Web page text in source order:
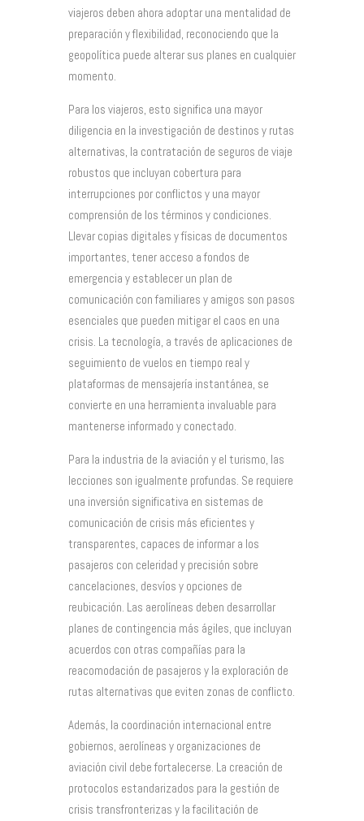
viajeros deben ahora adoptar una mentalidad de
preparación y flexibilidad, reconociendo que la
geopolítica puede alterar sus planes en cualquier
momento.
Para los viajeros, esto significa una mayor
diligencia en la investigación de destinos y rutas
alternativas, la contratación de seguros de viaje
robustos que incluyan cobertura para
interrupciones por conflictos y una mayor
comprensión de los términos y condiciones.
Llevar copias digitales y físicas de documentos
importantes, tener acceso a fondos de
emergencia y establecer un plan de
comunicación con familiares y amigos son pasos
esenciales que pueden mitigar el caos en una
crisis. La tecnología, a través de aplicaciones de
seguimiento de vuelos en tiempo real y
plataformas de mensajería instantánea, se
convierte en una herramienta invaluable para
mantenerse informado y conectado.
Para la industria de la aviación y el turismo, las
lecciones son igualmente profundas. Se requiere
una inversión significativa en sistemas de
comunicación de crisis más eficientes y
transparentes, capaces de informar a los
pasajeros con celeridad y precisión sobre
cancelaciones, desvíos y opciones de
reubicación. Las aerolíneas deben desarrollar
planes de contingencia más ágiles, que incluyan
acuerdos con otras compañías para la
reacomodación de pasajeros y la exploración de
rutas alternativas que eviten zonas de conflicto.
Además, la coordinación internacional entre
gobiernos, aerolíneas y organizaciones de
aviación civil debe fortalecerse. La creación de
protocolos estandarizados para la gestión de
crisis transfronterizas y la facilitación de